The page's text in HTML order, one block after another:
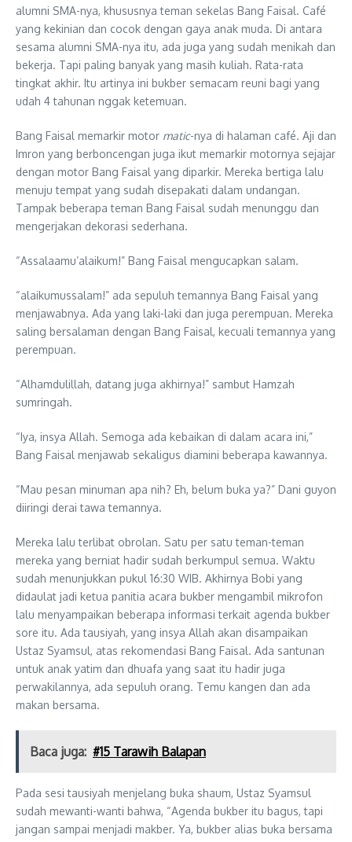
alumni SMA-nya, khususnya teman sekelas Bang Faisal. Café
yang kekinian dan cocok dengan gaya anak muda. Di antara
sesama alumni SMA-nya itu, ada juga yang sudah menikah dan
bekerja. Tapi paling banyak yang masih kuliah. Rata-rata
tingkat akhir. Itu artinya ini bukber semacam reuni bagi yang
udah 4 tahunan nggak ketemuan.
Bang Faisal memarkir motor matic-nya di halaman café. Aji dan
Imron yang berboncengan juga ikut memarkir motornya sejajar
dengan motor Bang Faisal yang diparkir. Mereka bertiga lalu
menuju tempat yang sudah disepakati dalam undangan.
Tampak beberapa teman Bang Faisal sudah menunggu dan
mengerjakan dekorasi sederhana.
“Assalaamu’alaikum!” Bang Faisal mengucapkan salam.
“alaikumussalam!” ada sepuluh temannya Bang Faisal yang
menjawabnya. Ada yang laki-laki dan juga perempuan. Mereka
saling bersalaman dengan Bang Faisal, kecuali temannya yang
perempuan.
“Alhamdulillah, datang juga akhirnya!” sambut Hamzah
sumringah.
“Iya, insya Allah. Semoga ada kebaikan di dalam acara ini,”
Bang Faisal menjawab sekaligus diamini beberapa kawannya.
“Mau pesan minuman apa nih? Eh, belum buka ya?” Dani guyon
diiringi derai tawa temannya.
Mereka lalu terlibat obrolan. Satu per satu teman-teman
mereka yang berniat hadir sudah berkumpul semua. Waktu
sudah menunjukkan pukul 16:30 WIB. Akhirnya Bobi yang
didaulat jadi ketua panitia acara bukber mengambil mikrofon
lalu menyampaikan beberapa informasi terkait agenda bukber
sore itu. Ada tausiyah, yang insya Allah akan disampaikan
Ustaz Syamsul, atas rekomendasi Bang Faisal. Ada santunan
untuk anak yatim dan dhuafa yang saat itu hadir juga
perwakilannya, ada sepuluh orang. Temu kangen dan ada
makan bersama.
Baca juga: #15 Tarawih Balapan
Pada sesi tausiyah menjelang buka shaum, Ustaz Syamsul
sudah mewanti-wanti bahwa, “Agenda bukber itu bagus, tapi
jangan sampai menjadi makber. Ya, bukber alias buka bersama